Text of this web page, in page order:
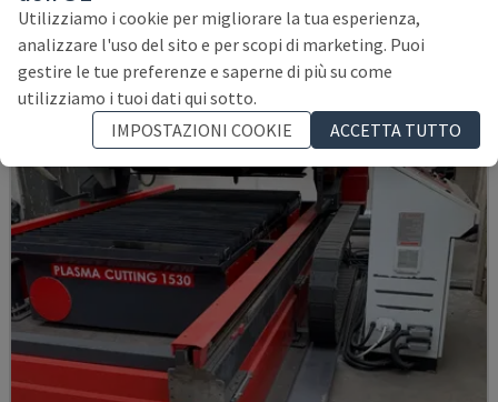
52.000 €
Utilizziamo i cookie per migliorare la tua esperienza,
analizzare l'uso del sito e per scopi di marketing. Puoi
gestire le tue preferenze e saperne di più su come
utilizziamo i tuoi dati qui sotto.
IMPOSTAZIONI COOKIE
ACCETTA TUTTO